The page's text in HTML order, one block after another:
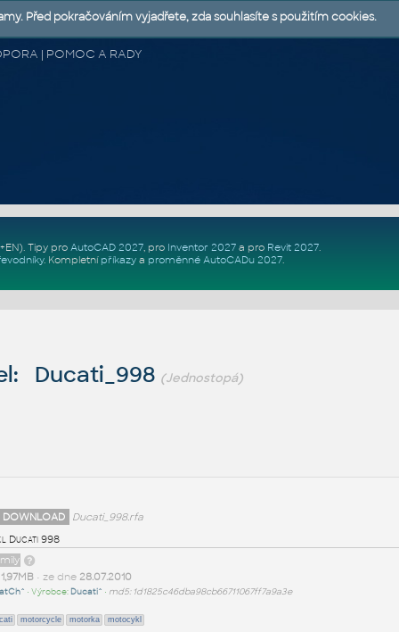
| POMOC A RADY
. Tipy pro AutoCAD 2027, pro Inventor 2027a pro Revit 2027.
. Kompletní příkazya proměnné AutoCADu 2027.
Ducati_998 (Jednostopá)
Ducati_998.rfa
Ducati 998
1,97MB• ze dne 28.07.2010
• Výrobce: Ducati^ • md5: 1d1825c46dba98cb66711067ff7a9a3e
motorcycle motorka motocykl
Před pokračováním vyjadřete, zda souhlasíte s použitím cookies.